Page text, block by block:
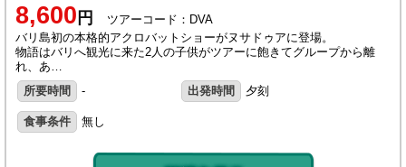
8,600 円
ツアーコード：DVA
バリ島初の本格的アクロバットショーがヌサドゥアに登場。
物語はバリへ観光に来た2人の子供がツアーに飽きてグループから離
れ、あ…
所要時間
- 出発時間 夕刻
食事条件 無し